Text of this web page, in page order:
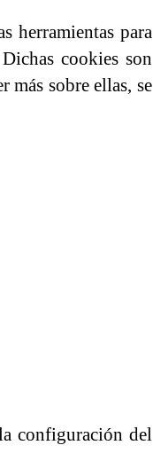
herramientas para
cookies son
más sobre ellas, se
configuración del